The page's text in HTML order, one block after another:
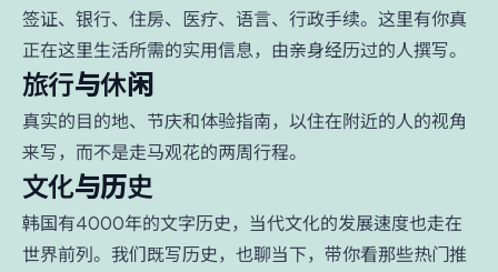
签证、银行、住房、医疗、语言、行政手续。这里有你真
正在这里生活所需的实用信息，由亲身经历过的人撰写。
旅行与休闲
真实的目的地、节庆和体验指南，以住在附近的人的视角
来写，而不是走马观花的两周行程。
文化与历史
韩国有4000年的文字历史，当代文化的发展速度也走在
世界前列。我们既写历史，也聊当下，带你看那些热门推